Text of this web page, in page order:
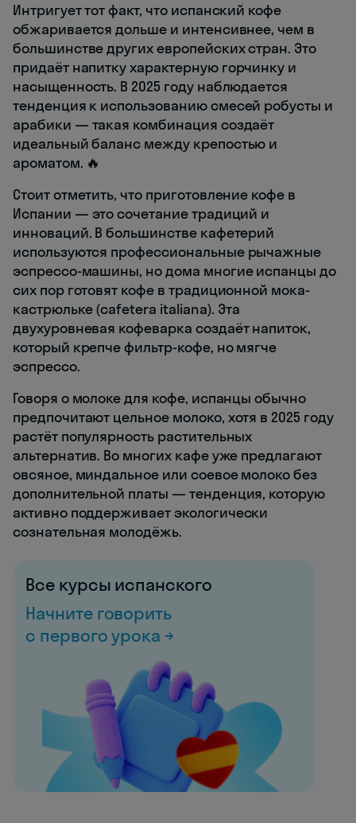
Интригует тот факт, что испанский кофе
обжаривается дольше и интенсивнее, чем в
большинстве других европейских стран. Это
придаёт напитку характерную горчинку и
насыщенность. В 2025 году наблюдается
тенденция к использованию смесей робусты и
арабики — такая комбинация создаёт
идеальный баланс между крепостью и
ароматом. 🔥
Стоит отметить, что приготовление кофе в
Испании — это сочетание традиций и
инноваций. В большинстве кафетерий
используются профессиональные рычажные
эспрессо-машины, но дома многие испанцы до
сих пор готовят кофе в традиционной мока-
кастрюльке (cafetera italiana). Эта
двухуровневая кофеварка создаёт напиток,
который крепче фильтр-кофе, но мягче
эспрессо.
Говоря о молоке для кофе, испанцы обычно
предпочитают цельное молоко, хотя в 2025 году
растёт популярность растительных
альтернатив. Во многих кафе уже предлагают
овсяное, миндальное или соевое молоко без
дополнительной платы — тенденция, которую
активно поддерживает экологически
сознательная молодёжь.
Все курсы испанского
Начните говорить
с первого урока →